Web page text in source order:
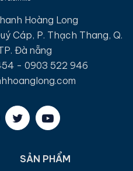
Hoàng Long
Cáp, P. Thạch Thang, Q.
Đà nẵng
- 0903 522 946
SẢN PHẨM